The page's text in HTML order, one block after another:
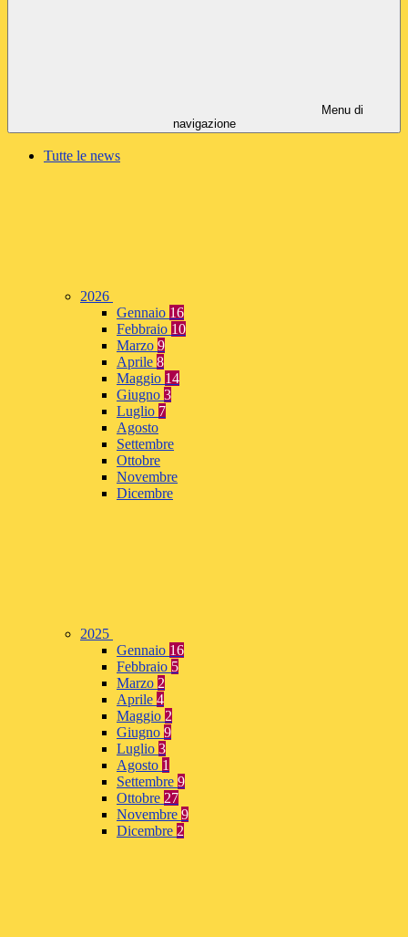
Menu di
navigazione
Tutte le news
2026
Gennaio 16
Febbraio 10
Marzo 9
Aprile 8
Maggio 14
Giugno 3
Luglio 7
Agosto
Settembre
Ottobre
Novembre
Dicembre
2025
Gennaio 16
Febbraio 5
Marzo 2
Aprile 4
Maggio 2
Giugno 9
Luglio 3
Agosto 1
Settembre 9
Ottobre 27
Novembre 9
Dicembre 2